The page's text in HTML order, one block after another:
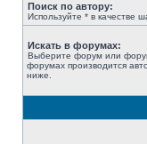
Поиск по автору:
Используйте * в качестве
Искать в форумах:
Выберите форум или
форумах производится
ниже.